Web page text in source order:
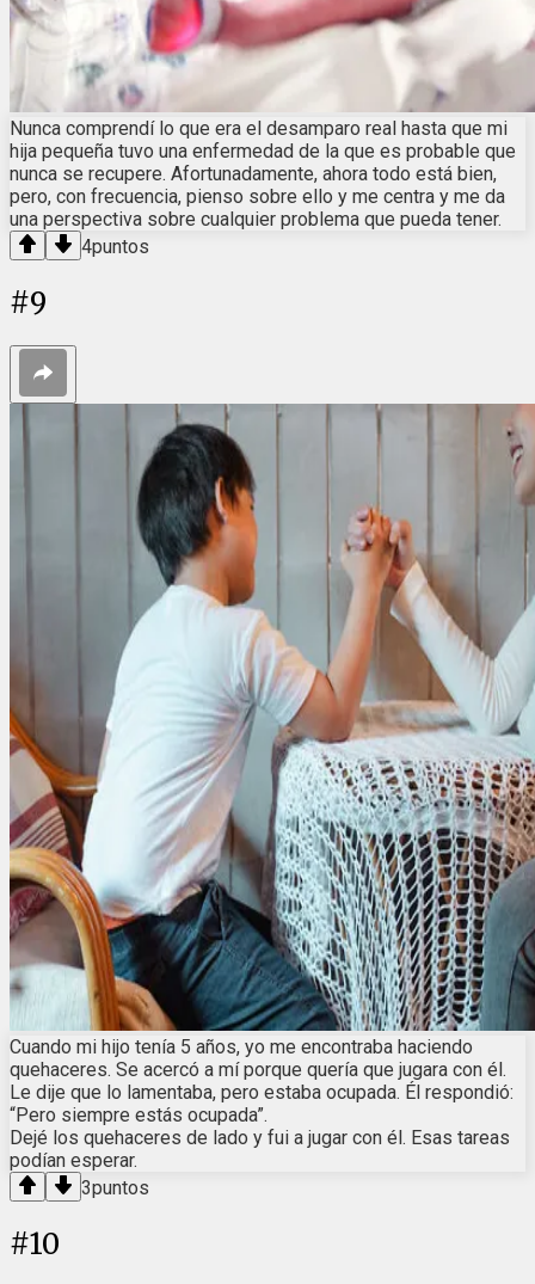
Nunca comprendí lo que era el desamparo real hasta que mi
hija pequeña tuvo una enfermedad de la que es probable que
nunca se recupere. Afortunadamente, ahora todo está bien,
pero, con frecuencia, pienso sobre ello y me centra y me da
una perspectiva sobre cualquier problema que pueda tener.
4puntos
#9
Cuando mi hijo tenía 5 años, yo me encontraba haciendo
quehaceres. Se acercó a mí porque quería que jugara con él.
Le dije que lo lamentaba, pero estaba ocupada. Él respondió:
“Pero siempre estás ocupada”.
Dejé los quehaceres de lado y fui a jugar con él. Esas tareas
podían esperar.
3puntos
#10